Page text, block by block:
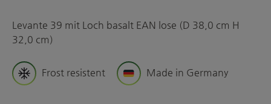
Levante 39 mit Loch basalt EAN lose (D 38,0 cm H
32,0 cm)
Frost resistent Made in Germany